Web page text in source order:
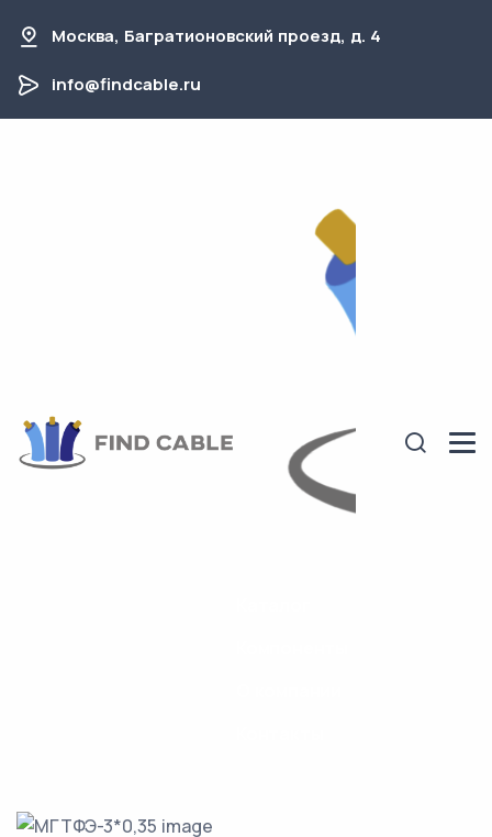
Москва, Багратионовский проезд, д. 4
info@findcable.ru